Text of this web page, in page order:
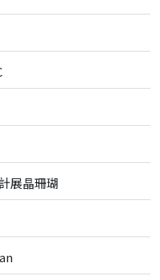
展晶珊瑚